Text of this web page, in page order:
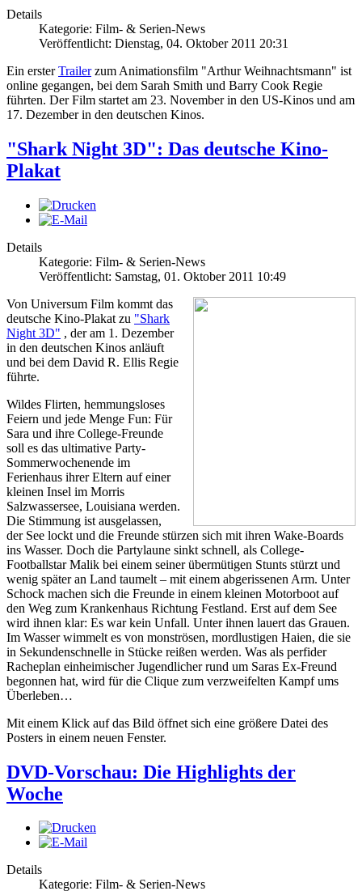
Details
Kategorie: Film- & Serien-News
Veröffentlicht: Dienstag, 04. Oktober 2011 20:31
Ein ersterTrailerzum Animationsfilm "Arthur Weihnachtsmann" ist
online gegangen, bei dem Sarah Smith und Barry Cook Regie
führten. Der Film startet am 23. November in den US-Kinos und am
17. Dezember in den deutschen Kinos.
"Shark Night 3D": Das deutsche Kino-
Plakat
Details
Kategorie: Film- & Serien-News
Veröffentlicht: Samstag, 01. Oktober 2011 10:49
Von Universum Film kommt das
deutsche Kino-Plakat zu "Shark
Night 3D" , der am 1. Dezember
in den deutschen Kinos anläuft
und bei dem David R. Ellis Regie
führte.
Wildes Flirten, hemmungsloses
Feiern und jede Menge Fun: Für
Sara und ihre College-Freunde
soll es das ultimative Party-
Sommerwochenende im
Ferienhaus ihrer Eltern auf einer
kleinen Insel im Morris
Salzwassersee, Louisiana werden.
Die Stimmung ist ausgelassen,
der See lockt und die Freunde stürzen sich mit ihren Wake-Boards
ins Wasser. Doch die Partylaune sinkt schnell, als College-
Footballstar Malik bei einem seiner übermütigen Stunts stürzt und
wenig später an Land taumelt – mit einem abgerissenen Arm. Unter
Schock machen sich die Freunde in einem kleinen Motorboot auf
den Weg zum Krankenhaus Richtung Festland. Erst auf dem See
wird ihnen klar: Es war kein Unfall. Unter ihnen lauert das Grauen.
Im Wasser wimmelt es von monströsen, mordlustigen Haien, die sie
in Sekundenschnelle in Stücke reißen werden. Was als perfider
Racheplan einheimischer Jugendlicher rund um Saras Ex-Freund
begonnen hat, wird für die Clique zum verzweifelten Kampf ums
Überleben…
Mit einem Klick auf das Bild öffnet sich eine größere Datei des
Posters in einem neuen Fenster.
DVD-Vorschau: Die Highlights der
Woche
Details
Kategorie: Film- & Serien-News